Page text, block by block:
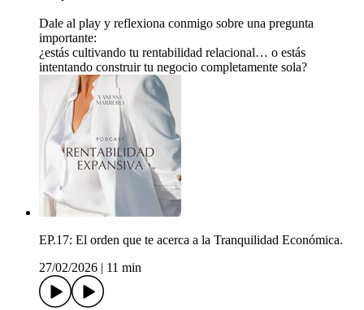
Dale al play y reflexiona conmigo sobre una pregunta
importante:
¿estás cultivando tu rentabilidad relacional… o estás
intentando construir tu negocio completamente sola?
EP.17: El orden que te acerca a la Tranquilidad Económica.
27/02/2026
11 min